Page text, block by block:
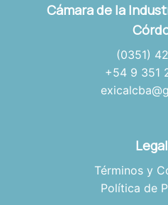
Cámara de la
(0351)
+54 9 351
Términos y
Política de